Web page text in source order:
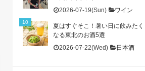
2026-07-19(Sun)
ワイン
夏はすぐそこ！暑い日に飲みたく
なる東北のお酒5選
2026-07-22(Wed)
日本酒